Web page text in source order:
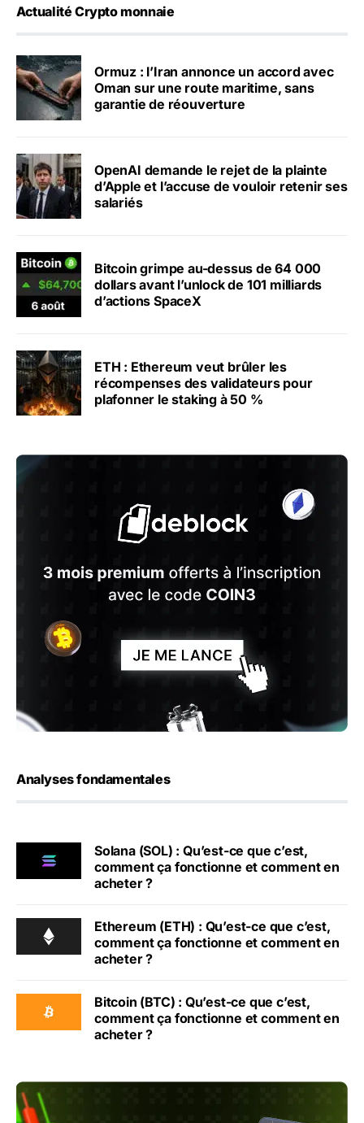
Actualité Crypto monnaie
Ormuz : l’Iran annonce un accord avec
Oman sur une route maritime, sans
garantie de réouverture
OpenAI demande le rejet de la plainte
d’Apple et l’accuse de vouloir retenir ses
salariés
Bitcoin grimpe au-dessus de 64 000
dollars avant l’unlock de 101 milliards
d’actions SpaceX
ETH : Ethereum veut brûler les
récompenses des validateurs pour
plafonner le staking à 50 %
Analyses fondamentales
Solana (SOL) : Qu’est-ce que c’est,
comment ça fonctionne et comment en
acheter ?
Ethereum (ETH) : Qu’est-ce que c’est,
comment ça fonctionne et comment en
acheter ?
Bitcoin (BTC) : Qu’est-ce que c’est,
comment ça fonctionne et comment en
acheter ?